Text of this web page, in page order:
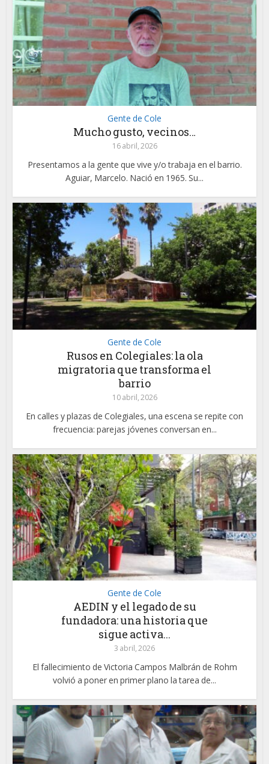
Gente de Cole
Mucho gusto, vecinos…
16 abril, 2026
Presentamos a la gente que vive y/o trabaja en el barrio.
Aguiar, Marcelo. Nació en 1965. Su...
Gente de Cole
Rusos en Colegiales: la ola
migratoria que transforma el
barrio
10 abril, 2026
En calles y plazas de Colegiales, una escena se repite con
frecuencia: parejas jóvenes conversan en...
Gente de Cole
AEDIN y el legado de su
fundadora: una historia que
sigue activa...
3 abril, 2026
El fallecimiento de Victoria Campos Malbrán de Rohm
volvió a poner en primer plano la tarea de...